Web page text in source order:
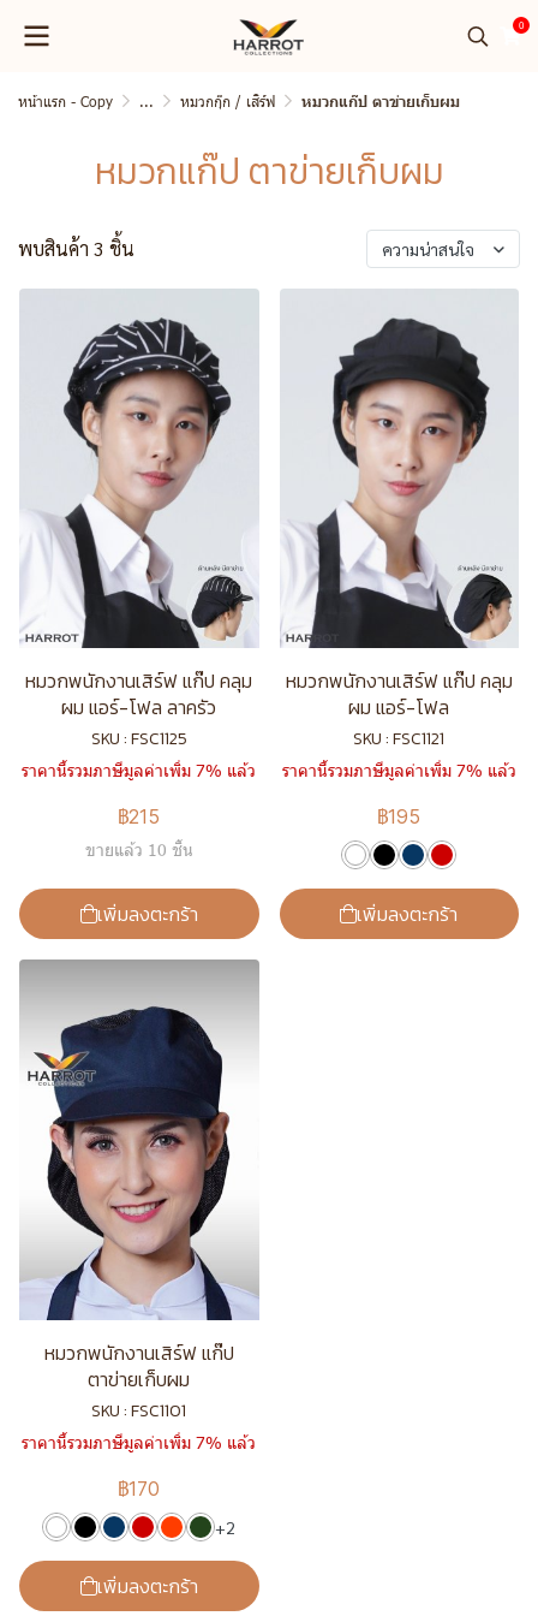
0
หน้าแรก - Copy ... หมวกกุ๊ก / เสิร์ฟ หมวกแก๊ป ตาข่ายเก็บผม
หมวกแก๊ป ตาข่ายเก็บผม
พบสินค้า 3 ชิ้น ความน่าสนใจ
หมวกพนักงานเสิร์ฟ แก๊ป คลุม
ผม แอร์-โฟล ลาครัว
SKU : FSC1125
ราคานี้รวมภาษีมูลค่าเพิ่ม 7% แล้ว
฿215
ขายแล้ว 10 ชิ้น
เพิ่มลงตะกร้า
หมวกพนักงานเสิร์ฟ แก๊ป คลุม
ผม แอร์-โฟล
SKU : FSC1121
ราคานี้รวมภาษีมูลค่าเพิ่ม 7% แล้ว
฿195
เพิ่มลงตะกร้า
หมวกพนักงานเสิร์ฟ แก๊ป
ตาข่ายเก็บผม
SKU : FSC1101
ราคานี้รวมภาษีมูลค่าเพิ่ม 7% แล้ว
฿170
+2
เพิ่มลงตะกร้า